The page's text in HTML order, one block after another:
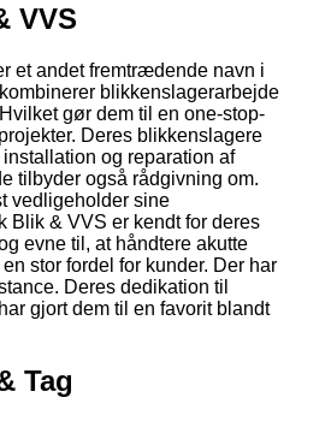
VVS
et andet fremtrædende navn i
blikkenslagerarbejde
gør dem til en one-stop-
Deres blikkenslagere
og reparation af
tilbyder også rådgivning om.
vedligeholder sine
Blik & VVS er kendt for deres
evne til, at håndtere akutte
stor fordel for kunder. Der har
Deres dedikation til
gjort dem til en favorit blandt
Tag